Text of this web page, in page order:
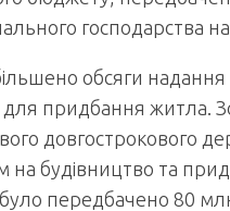
господарства на
обсяги надання
придбання житла.
довгострокового
будівництво та
передбачено 80